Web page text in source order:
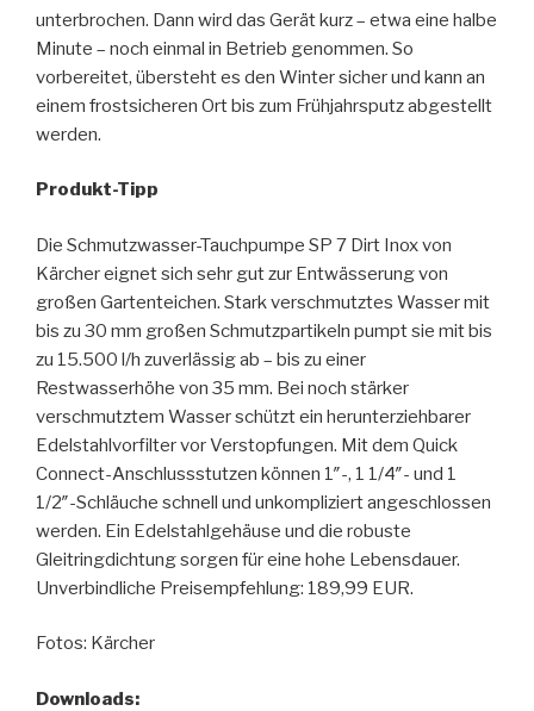
unterbrochen. Dann wird das Gerät kurz – etwa eine halbe
Minute – noch einmal in Betrieb genommen. So
vorbereitet, übersteht es den Winter sicher und kann an
einem frostsicheren Ort bis zum Frühjahrsputz abgestellt
werden.
Produkt-Tipp
Die Schmutzwasser-Tauchpumpe SP 7 Dirt Inox von
Kärcher eignet sich sehr gut zur Entwässerung von
großen Gartenteichen. Stark verschmutztes Wasser mit
bis zu 30 mm großen Schmutzpartikeln pumpt sie mit bis
zu 15.500 l/h zuverlässig ab – bis zu einer
Restwasserhöhe von 35 mm. Bei noch stärker
verschmutztem Wasser schützt ein herunterziehbarer
Edelstahlvorfilter vor Verstopfungen. Mit dem Quick
Connect-Anschlussstutzen können 1″-, 1 1/4″- und 1
1/2″-Schläuche schnell und unkompliziert angeschlossen
werden. Ein Edelstahlgehäuse und die robuste
Gleitringdichtung sorgen für eine hohe Lebensdauer.
Unverbindliche Preisempfehlung: 189,99 EUR.
Fotos: Kärcher
Downloads: